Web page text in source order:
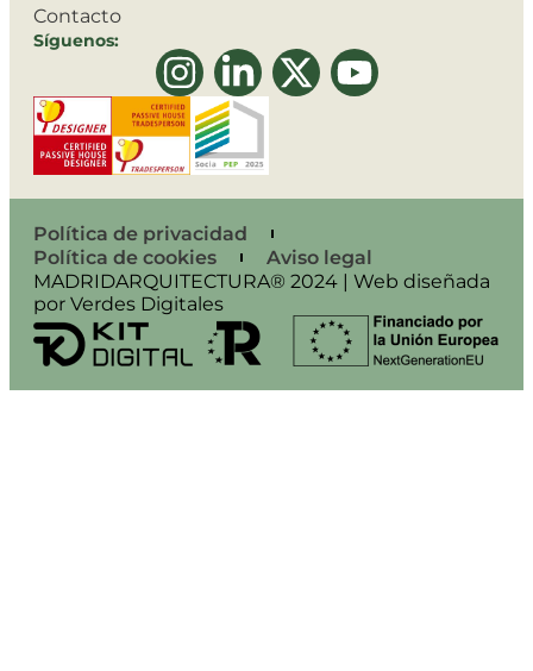
Contacto
Síguenos:
Política de privacidad
Política de cookies
Aviso legal
MADRIDARQUITECTURA® 2024 | Web diseñada
por Verdes Digitales